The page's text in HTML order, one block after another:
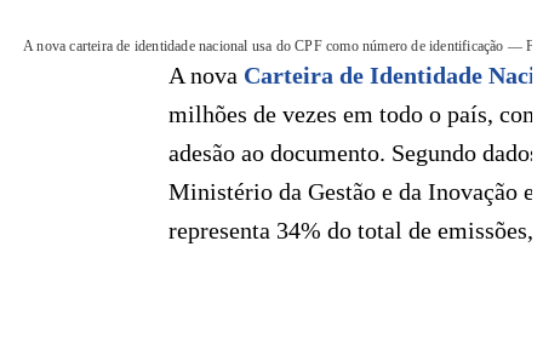
A nova carteira de identidade nacional usa do CPF como número de identificação —
A nova Carteira de Identidade
milhões de vezes em todo o país,
adesão ao documento. Segundo
Ministério da Gestão e da Inovação
representa 34% do total de